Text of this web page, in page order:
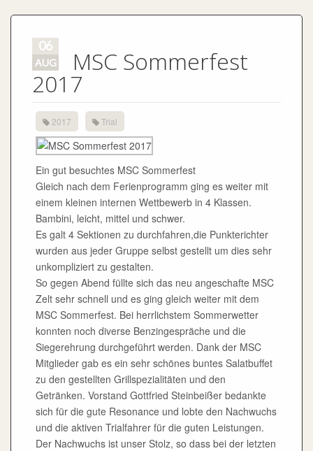
06
AUG MSC Sommerfest
2017
2017 Trial
Ein gut besuchtes MSC Sommerfest
Gleich nach dem Ferienprogramm ging es weiter mit
einem kleinen internen Wettbewerb in 4 Klassen.
Bambini, leicht, mittel und schwer.
Es galt 4 Sektionen zu durchfahren,die Punkterichter
wurden aus jeder Gruppe selbst gestellt um dies sehr
unkompliziert zu gestalten.
So gegen Abend füllte sich das neu angeschafte MSC
Zelt sehr schnell und es ging gleich weiter mit dem
MSC Sommerfest. Bei herrlichstem Sommerwetter
konnten noch diverse Benzingespräche und die
Siegerehrung durchgeführt werden. Dank der MSC
Mitglieder gab es ein sehr schönes buntes Salatbuffet
zu den gestellten Grillspezialitäten und den
Getränken. Vorstand Gottfried Steinbeißer bedankte
sich für die gute Resonance und lobte den Nachwuchs
und die aktiven Trialfahrer für die guten Leistungen.
Der Nachwuchs ist unser Stolz, so dass bei der letzten